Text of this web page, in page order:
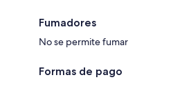
Fumadores
No se permite fumar
Formas de pago